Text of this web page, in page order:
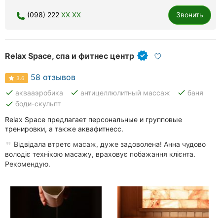
Харьков
Запорожье
Днепр
Львов
Николаев
(098) 222 XX XX Звонить
Relax Space, спа и фитнес центр
3.6 58 отзывов
done аквааэробика done антицеллюлитный массаж done баня
done боди-скульпт
Relax Space предлагает персональные и групповые
тренировки, а также аквафитнесс.
Відвідала втретє масаж, дуже задоволена! Анна чудово
володіє технікою масажу, враховує побажання клієнта.
Рекомендую.